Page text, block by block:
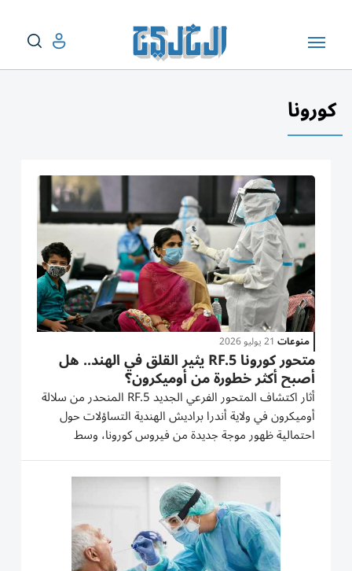
كورونا
منوعات 21 يوليو 2026
متحور كورونا RF.5 يثير القلق في الهند.. هل
أصبح أكثر خطورة من أوميكرون؟
أثار اكتشاف المتحور الفرعي الجديد RF.5 المنحدر من سلالة
أوميكرون في ولاية أندرا براديش الهندية التساؤلات حول
احتمالية ظهور موجة جديدة من فيروس كورونا، وسط
مخاوف من أن يكون أكثر عدوى أو أشد خطورة من السلالات
المنتشرة حالياً. لكن السلطات الصحية الهندية، أكدت أن